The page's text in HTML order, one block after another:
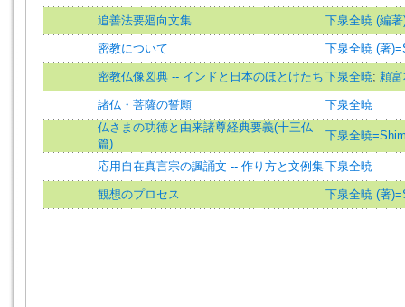
追善法要廻向文集 下泉全暁 (編
密教について 下泉全暁 (著
密教仏像図典 -- インドと日本のほとけたち 下泉全暁; 頼
諸仏・菩薩の誓願
下泉全暁
仏さまの功徳と由来諸尊経典要義(十三仏
篇)
下泉全暁
応用自在真言宗の諷誦文 -- 作り方と文例集下泉全暁
観想のプロセス 下泉全暁 (著